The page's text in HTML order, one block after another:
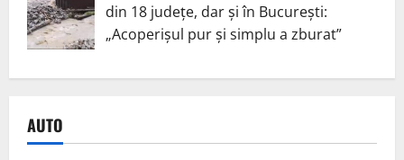
din 18 județe, dar și în București:
„Acoperișul pur și simplu a zburat”
AUTO